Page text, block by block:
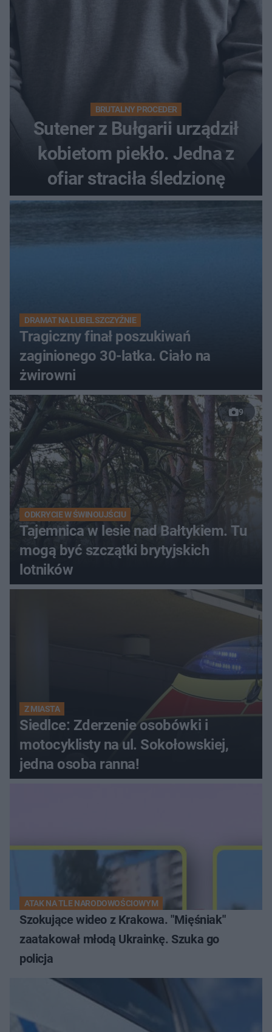
BRUTALNY PROCEDER
Sutener z Bułgarii urządził
kobietom piekło. Jedna z
ofiar straciła śledzionę
DRAMAT NA LUBELSZCZYŹNIE
Tragiczny finał poszukiwań
zaginionego 30-latka. Ciało na
żwirowni
9
ODKRYCIE W ŚWINOUJŚCIU
Tajemnica w lesie nad Bałtykiem. Tu
mogą być szczątki brytyjskich
lotników
Z MIASTA
Siedlce: Zderzenie osobówki i
motocyklisty na ul. Sokołowskiej,
jedna osoba ranna!
ATAK NA TLE NARODOWOŚCIOWYM
Szokujące wideo z Krakowa. "Mięśniak"
zaatakował młodą Ukrainkę. Szuka go
policja